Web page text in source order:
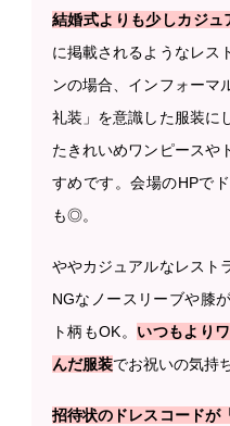
結婚式よりも少しカジュ
に掲載されるようなレス
ンの場合、インフォーマ
礼装」を意識した服装に
たきれいめワンピースや
すめです。会場のHPで
も◎。
ややカジュアルなレスト
NGなノースリーブや膝
ト柄もOK。 いつもより
んだ服装でお祝いの気持
招待状のドレスコードが